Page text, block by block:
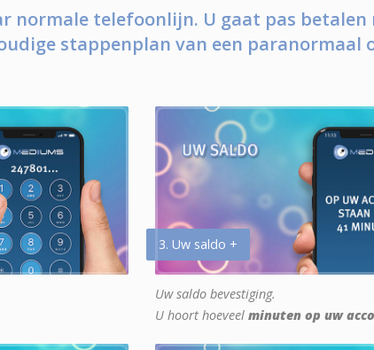
normale telefoonlijn. U gaat pas betalen
stappenplan van een paranormaal
3. Uw saldo +
Uw saldo bevestiging.
U hoort hoeveel minuten op uw